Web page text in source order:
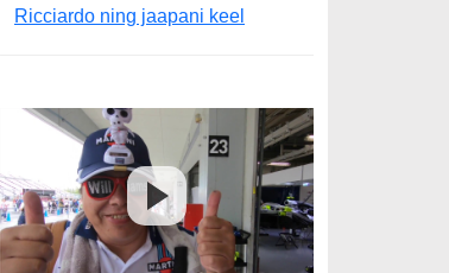
Ricciardo ning jaapani keel